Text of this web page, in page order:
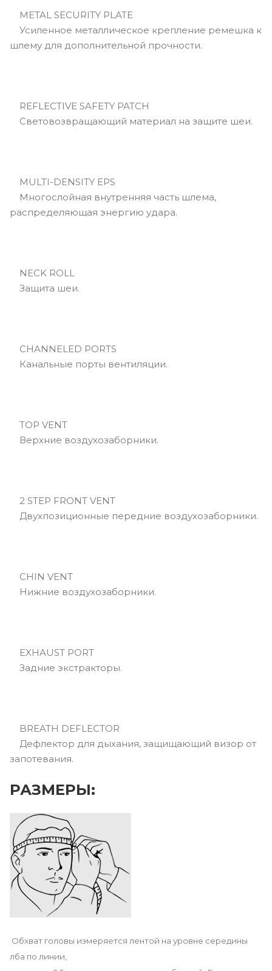
METAL SECURITY PLATE
Усиленное металлическое крепление ремешка к
шлему для дополнительной прочности.
REFLECTIVE SAFETY PATCH
Световозвращающий материал на защите шеи.
MULTI-DENSITY EPS
Многослойная внутренняя часть шлема,
распределяющая энергию удара.
NECK ROLL
Защита шеи.
CHANNELED PORTS
Канальные порты вентиляции.
TOP VENT
Верхние воздухозаборники.
2 STEP FRONT VENT
Двухпозиционные передние воздухозаборники.
CHIN VENT
Нижние воздухозаборники.
EXHAUST PORT
Задние экстракторы.
BREATH DEFLECTOR
Дефлектор для дыхания, защищающий визор от
запотевания.
РАЗМЕРЫ:
Обхват головы измеряется лентой на уровне середины
лба по линии,